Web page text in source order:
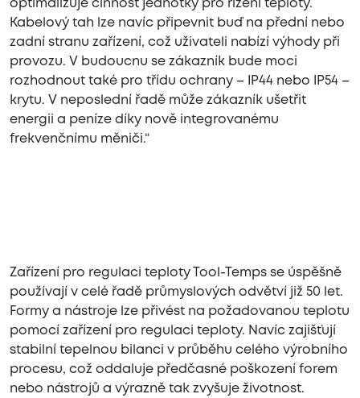
optimalizuje činnost jednotky pro řízení teploty.
Kabelový tah lze navíc připevnit buď na přední nebo
zadní stranu zařízení, což uživateli nabízí výhody při
provozu. V budoucnu se zákazník bude moci
rozhodnout také pro třídu ochrany – IP44 nebo IP54 –
krytu. V neposlední řadě může zákazník ušetřit
energii a peníze díky nově integrovanému
frekvenčnímu měniči.“
Zařízení pro regulaci teploty Tool-Temps se úspěšně
používají v celé řadě průmyslových odvětví již 50 let.
Formy a nástroje lze přivést na požadovanou teplotu
pomocí zařízení pro regulaci teploty. Navíc zajišťují
stabilní tepelnou bilanci v průběhu celého výrobního
procesu, což oddaluje předčasné poškození forem
nebo nástrojů a výrazně tak zvyšuje životnost.